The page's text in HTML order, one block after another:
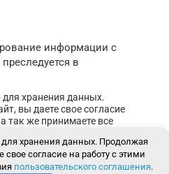
информации с
преследуется в
для хранения данных.
вы даете свое согласие
так же принимаете все
вформу обратной
для хранения данных. Продолжая
свое согласие на работу с этими
пользовательского соглашения.